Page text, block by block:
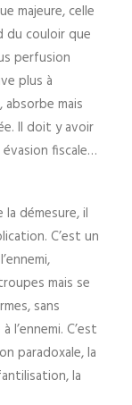
majeure, celle
du couloir que
perfusion
plus à
mais
Il doit y avoir
fiscale…
démesure, il
C’est un
mais se
sans
l’ennemi. C’est
paradoxale, la
la